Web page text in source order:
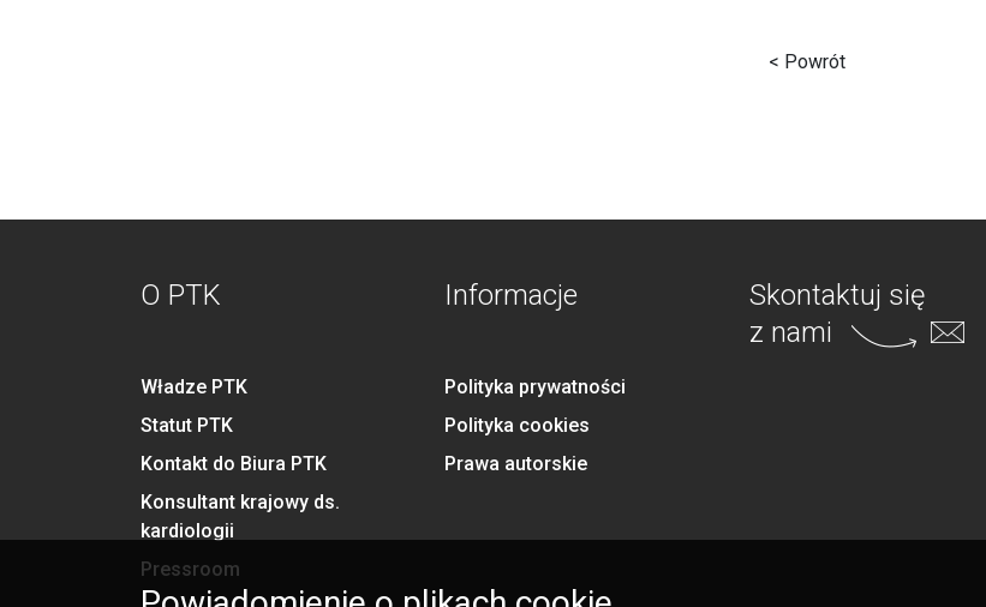
< Powrót
O PTK
Władze PTK
Statut PTK
Kontakt do Biura PTK
Konsultant krajowy ds.
kardiologii
Pressroom
Informacje
Polityka prywatności
Polityka cookies
Prawa autorskie
Skontaktuj się
z nami